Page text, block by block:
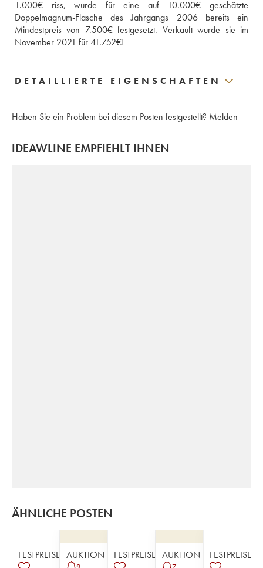
1.000€ riss, wurde für eine auf 10.000€ geschätzte
Doppelmagnum-Flasche des Jahrgangs 2006 bereits ein
Mindestpreis von 7.500€ festgesetzt. Verkauft wurde sie im
November 2021 für 41.752€!
DETAILLIERTE EIGENSCHAFTEN
Haben Sie ein Problem bei diesem Posten festgestellt? Melden
IDEAWLINE EMPFIEHLT IHNEN
ÄHNLICHE POSTEN
FESTPREISE AUKTION FESTPREISE AUKTION FESTPREISE